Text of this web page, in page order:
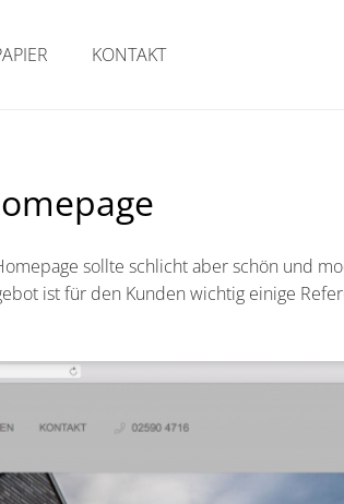
KONTAKT
sollte schlicht aber schön und
ist für den Kunden wichtig einige